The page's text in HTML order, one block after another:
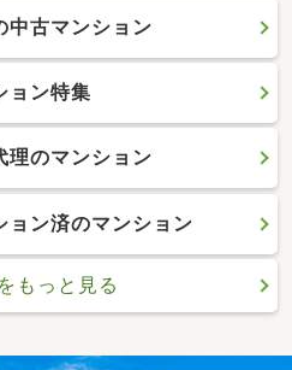
中古マンション
ョン特集
理のマンション
ョン済のマンション
をもっと見る